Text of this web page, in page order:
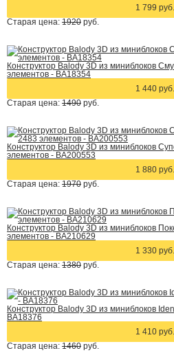
1 799 руб.
Старая цена: 1920 руб.
Конструктор Balody 3D из миниблоков
элементов - BA18354
1 440 руб.
Старая цена: 1490 руб.
Конструктор Balody 3D из миниблоков
элементов - BA200553
1 880 руб.
Старая цена: 1970 руб.
Конструктор Balody 3D из миниблоков
элементов - BA210629
1 330 руб.
Старая цена: 1380 руб.
Конструктор Balody 3D из миниблоков
BA18376
1 410 руб.
Старая цена: 1460 руб.